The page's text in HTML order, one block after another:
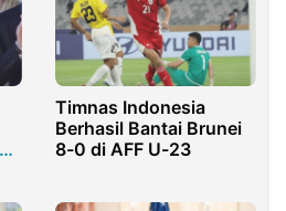
Timnas Indonesia
Berhasil Bantai Brunei
8-0 di AFF U-23